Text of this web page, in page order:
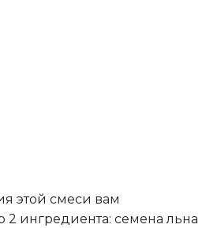
этой смеси вам
2 ингредиента: семена льна